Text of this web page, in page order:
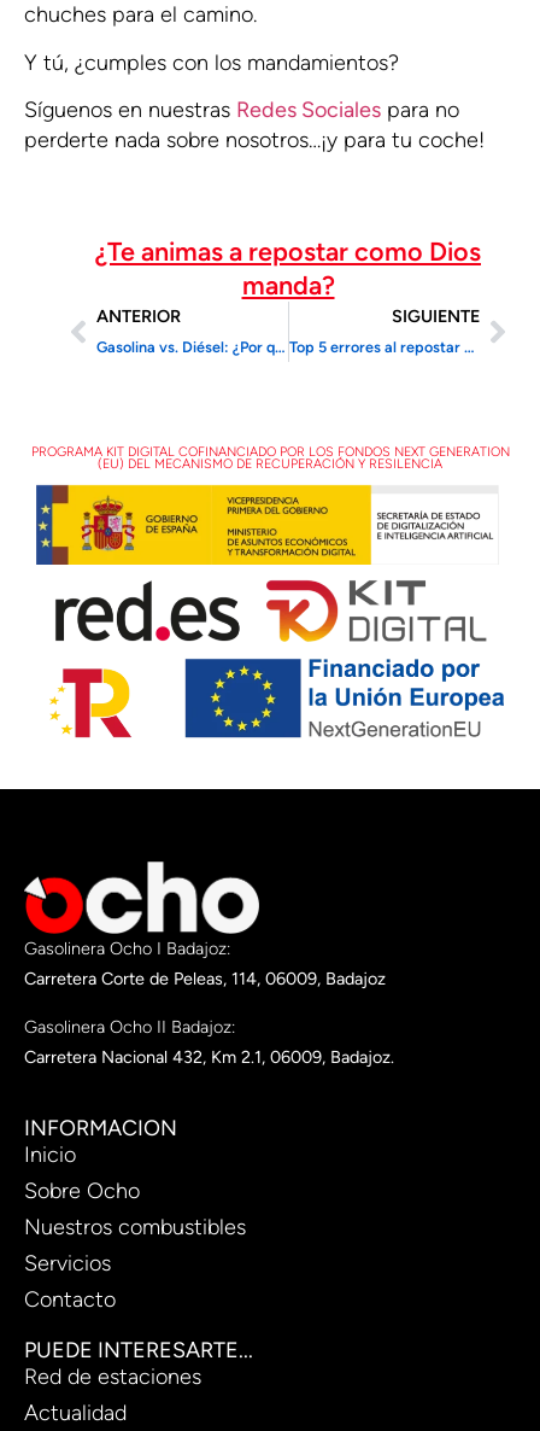
chuches para el camino.
Y tú, ¿cumples con los mandamientos?
Síguenos en nuestras Redes Sociales para no
perderte nada sobre nosotros…¡y para tu coche!
¿Te animas a repostar como Dios
manda?
ANTERIOR
Gasolina vs. Diésel: ¿Por qué sigue siendo más polémico que hablar de política en Navidad?
SIGUIENTE
Top 5 errores al repostar más comunes
PROGRAMA KIT DIGITAL COFINANCIADO POR LOS FONDOS NEXT GENERATION
(EU) DEL MECANISMO DE RECUPERACIÓN Y RESILENCIA
Gasolinera Ocho I Badajoz:
Carretera Corte de Peleas, 114, 06009, Badajoz
Gasolinera Ocho II Badajoz:
Carretera Nacional 432, Km 2.1, 06009, Badajoz.
INFORMACION
Inicio
Sobre Ocho
Nuestros combustibles
Servicios
Contacto
PUEDE INTERESARTE...
Red de estaciones
Actualidad